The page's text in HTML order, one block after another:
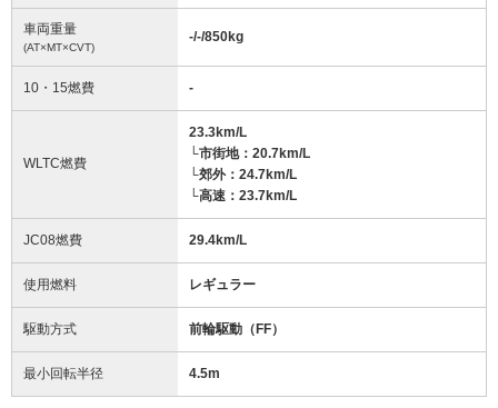
車両重量
(AT×MT×CVT)
-/-/850kg
10・15燃費 -
WLTC燃費
23.3km/L
└市街地：20.7km/L
└郊外：24.7km/L
└高速：23.7km/L
JC08燃費 29.4km/L
使用燃料 レギュラー
駆動方式 前輪駆動（FF）
最小回転半径 4.5m